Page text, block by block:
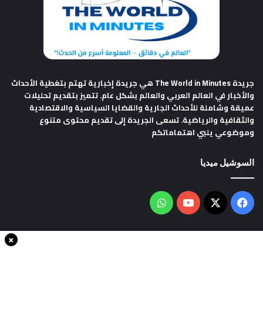
جريدة The World in Minutes
هي جريدة إخبارية تهتم بتغطية الأحداث
والأخبار في العالم العربي والعالم بشكل عام. تتميز بتقديم تحليلات
عميقة وشاملة للأحداث الجارية والقضايا السياسية والاقتصادية
والثقافية والرياضية. تسعى الجريدة إلى تقديم محتوى متنوع
وموضوعي يلبي اهتماماتكم
السوشيل ميديا
فيسبوك
‫X
‫YouTubeواتساب
×